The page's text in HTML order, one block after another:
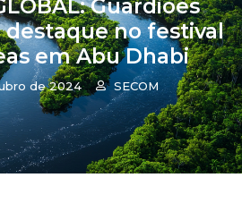
Guardiões
no festival
em Abu Dhabi
de 2024 SECOM